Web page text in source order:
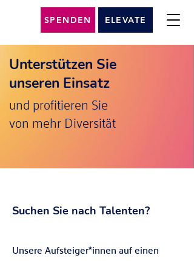
ELEVATE
SPENDEN
Unterstützen Sie
unseren Einsatz
und profitieren Sie
von mehr Diversität
Suchen Sie nach Talenten?
Unsere Aufsteiger*innen auf einen